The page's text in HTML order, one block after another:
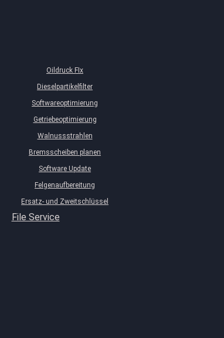
Oildruck FIx
Dieselpartikelfilter
Softwareoptimierung
Getriebeoptimierung
Walnussstrahlen
Bremsscheiben planen
Software Update
Felgenaufbereitung
Ersatz- und Zweitschlüssel
File Service